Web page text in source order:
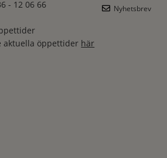
- 12 06 66
aktuella öppettider här
Nyhetsbrev